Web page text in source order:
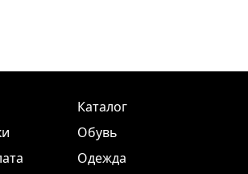
Каталог
Обувь
Одежда